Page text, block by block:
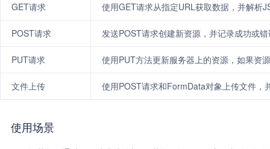
GET请求 使用GET请求从指定URL获取数据，并解析
POST请求 发送POST请求创建新资源，并记录成功或
PUT请求 使用PUT方法更新服务器上的资源，如果资
文件上传 使用POST请求和FormData对象上传文件，
使用场景